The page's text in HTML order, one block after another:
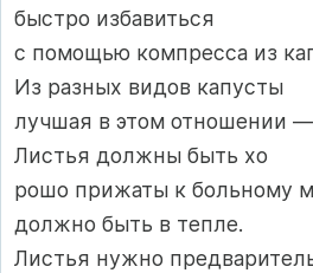
быстро избавиться
с помощью компресса из
Из разных видов капусты
лучшая в этом отношении
Листья должны быть хо­
рошо прижаты к больному
должно быть в тепле.
Листья нужно